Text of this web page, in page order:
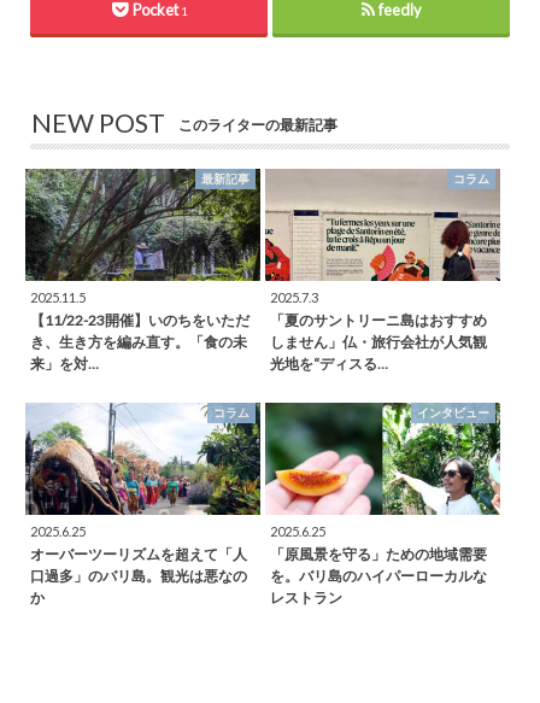
Pocket 1 feedly
NEW POST このライターの最新記事
最新記事
2025.11.5
【11/22-23開催】いのちをいただ
き、生き方を編み直す。「食の未
来」を対…
コラム
2025.7.3
「夏のサントリーニ島はおすすめ
しません」仏・旅行会社が人気観
光地を“ディスる…
コラム
2025.6.25
オーバーツーリズムを超えて「人
口過多」のバリ島。観光は悪なの
か
インタビュー
2025.6.25
「原風景を守る」ための地域需要
を。バリ島のハイパーローカルな
レストラン